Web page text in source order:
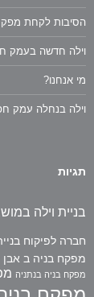
הסיבות לקחת
וילה חדשה בעמק
מי אנחנו?
וילה בנחלה עמק
תגיות
בניית וילה
חברה לפיקוח
מפקח בניה ב אבן
מפקח בניה בנתניה